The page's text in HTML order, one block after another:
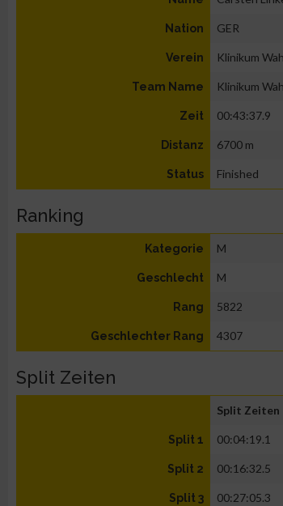
Nation GER
Verein Klinikum
Team Name Klinikum
Zeit 00:43:37.9
Distanz 6700 m
Status Finished
Ranking
Kategorie M
Geschlecht M
Rang 5822
Geschlechter Rang 4307
Split Zeiten
Split Zeiten
Split 1 00:04:19.1
Split 2 00:16:32.5
Split 3 00:27:05.3